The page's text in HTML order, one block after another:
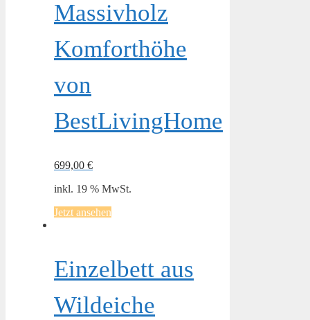
Massivholz
Komforthöhe
von
BestLivingHome
699,00 €
inkl. 19 % MwSt.
Jetzt ansehen
Einzelbett aus
Wildeiche